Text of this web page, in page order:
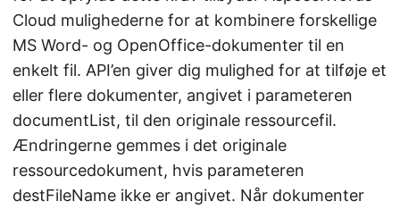
Cloud mulighederne for at kombinere forskellige
MS Word- og OpenOffice-dokumenter til en
enkelt fil. API’en giver dig mulighed for at tilføje et
eller flere dokumenter, angivet i parameteren
documentList, til den originale ressourcefil.
Ændringerne gemmes i det originale
ressourcedokument, hvis parameteren
destFileName ikke er angivet. Når dokumenter